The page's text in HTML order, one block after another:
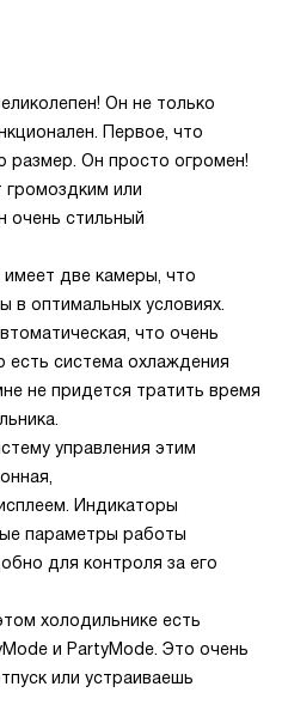
Он не только
Первое, что
размер. Он просто огромен!
громоздким или
очень стильный
две камеры, что
в оптимальных условиях.
что очень
есть система охлаждения
не придется тратить время
управления этим
Индикаторы
параметры работы
для контроля за его
холодильнике есть
и PartyMode. Это очень
или устраиваешь